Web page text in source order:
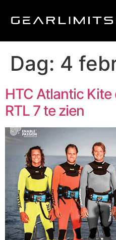
Dag: 4
HTC Atlantic
RTL 7 te zien